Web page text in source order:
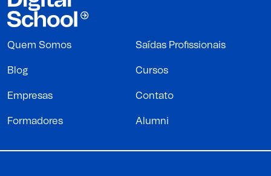
Quem Somos Saídas Profissionais
Blog Cursos
Empresas Contato
Formadores Alumni